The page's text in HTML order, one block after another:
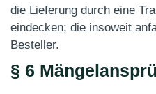
die Lieferung durch eine
eindecken; die insoweit
Besteller.
§ 6